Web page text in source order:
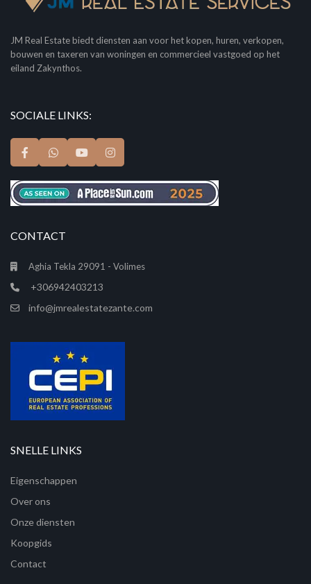
JM Real Estate biedt diensten aan voor het kopen, huren, verkopen,
bouwen en taxeren van woningen en commercieel vastgoed op het
eiland Zakynthos.
SOCIALE LINKS:
CONTACT
Aghia Tekla 29091 - Volimes
+306942403213
info@jmrealestatezante.com
SNELLE LINKS
Eigenschappen
Over ons
Onze diensten
Koopgids
Contact